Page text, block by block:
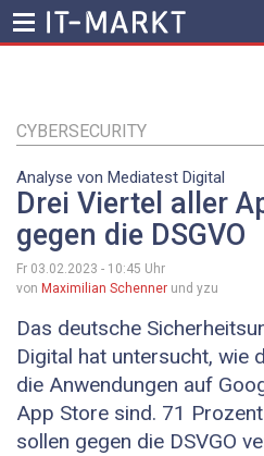
Inhalt
CYBERSECURITY
Analyse von Mediatest Digital
Drei Viertel aller
gegen die DSGVO
Fr 03.02.2023 - 10:45 Uhr
von Maximilian Schenner und yzu
Das deutsche
Digital hat untersucht, wie
die Anwendungen auf
App Store sind. 71
sollen gegen die DSVGO